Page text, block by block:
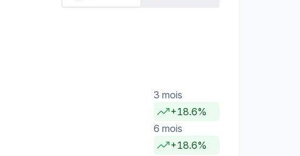
3 mois
+18.6%
6 mois
+18.6%